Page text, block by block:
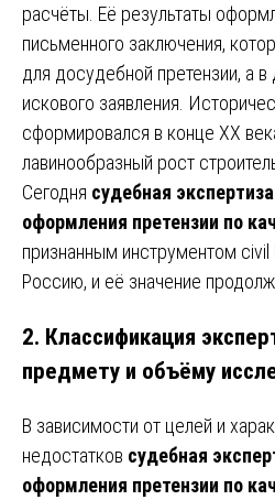
расчёты. Её результаты
письменного заключения,
для досудебной претензии, а
искового заявления.
сформировался в конце XX
лавинообразный рост
Сегодня судебная
оформления претензии по
признанным инструментом civil
Россию, и её значение
2. Классификация
предмету и объёму
В зависимости от целей и
недостатков судебная
оформления претензии по